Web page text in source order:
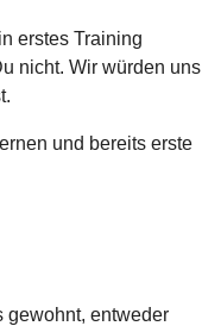
erstes Training
nicht. Wir würden uns
und bereits erste
gewohnt, entweder